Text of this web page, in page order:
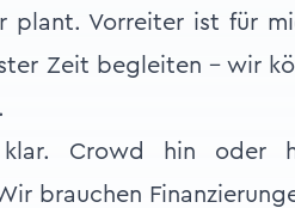
plant. Vorreiter ist für
Zeit begleiten – wir
Crowd hin oder
brauchen